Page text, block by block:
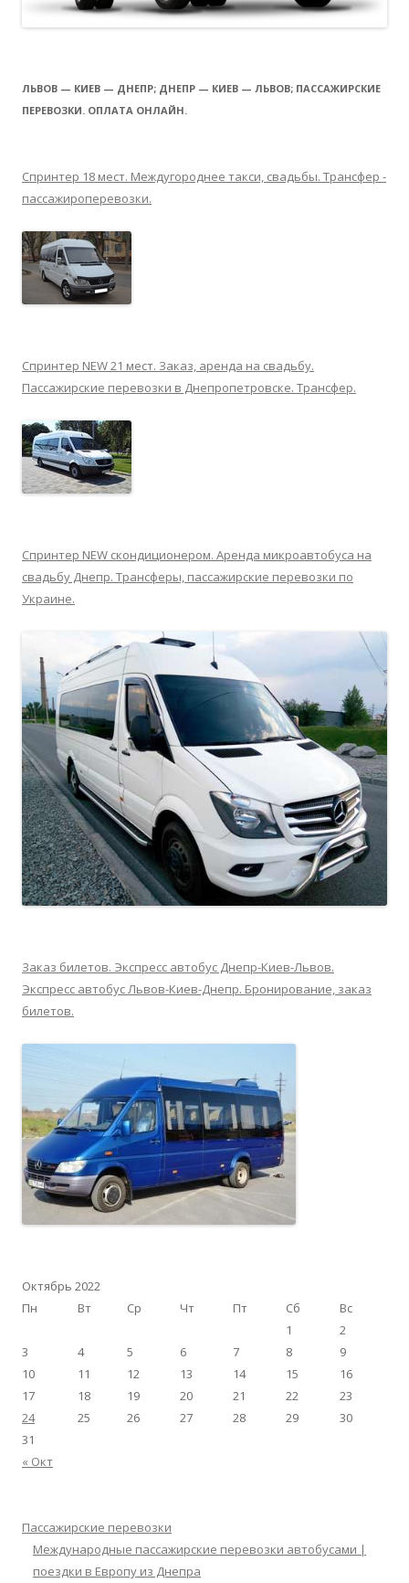
ЛЬВОВ — КИЕВ — ДНЕПР; ДНЕПР — КИЕВ — ЛЬВОВ; ПАССАЖИРСКИЕ
ПЕРЕВОЗКИ. ОПЛАТА ОНЛАЙН.
Спринтер 18 мест. Междугороднее такси, свадьбы. Трансфер -
пассажироперевозки.
Спринтер NEW 21 мест. Заказ, аренда на свадьбу.
Пассажирские перевозки в Днепропетровске. Трансфер.
Спринтер NEW скондиционером. Аренда микроавтобуса на
свадьбу Днепр. Трансферы, пассажирские перевозки по
Украине.
Заказ билетов. Экспресс автобус Днепр-Киев-Львов.
Экспресс автобус Львов-Киев-Днепр. Бронирование, заказ
билетов.
Октябрь 2022
Пн
Вт Ср Чт Пт Сб Вс
« Окт
1
2
3
4 5 6 7 8
9
10
11 12 13 14 15
16
17
18 19 20 21 22
23
24
25 26 27 28 29
30
31
Пассажирские перевозки
Международные пассажирские перевозки автобусами |
поездки в Европу из Днепра